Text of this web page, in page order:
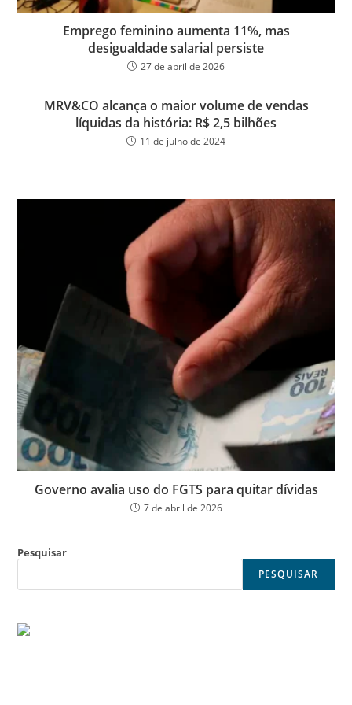
Emprego feminino aumenta 11%, mas
desigualdade salarial persiste
27 de abril de 2026
MRV&CO alcança o maior volume de vendas
líquidas da história: R$ 2,5 bilhões
11 de julho de 2024
Governo avalia uso do FGTS para quitar dívidas
7 de abril de 2026
Pesquisar
PESQUISAR